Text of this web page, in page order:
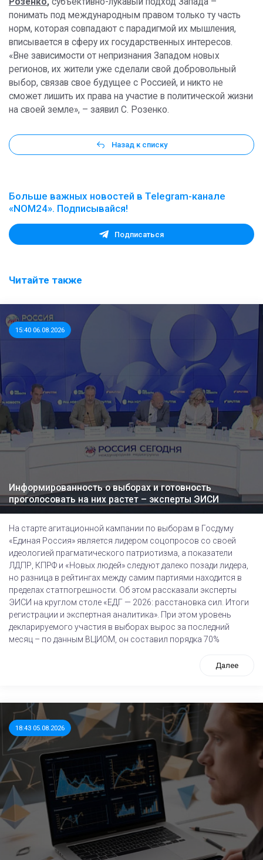
понимать под международным правом только ту часть
норм, которая совпадают с парадигмой их мышления,
вписывается в сферу их государственных интересов.
«Вне зависимости от непризнания Западом новых
регионов, их жители уже сделали свой добровольный
выбор, связав свое будущее с Россией, и никто не
сможет лишить их права на участие в политической жизни
на своей земле», – заявил С. Розенко.
Назад к списку
Больше важных новостей в Telegram-канале
«NOM24». Подписывайся!
Подписаться
Читайте также
15:40 06.08.2026
Информированность о выборах и готовность
проголосовать на них растет – эксперты ЭИСИ
На старте агитационной кампании по выборам в Госдуму
«Единая Россия» является лидером соцопросов со своей
идеологией прагматического патриотизма, а показатели
ЛДПР, КПРФ и «Новых людей» следуют далеко позади лидера,
но разница в рейтингах между самим партиями находится в
пределах статпогрешности. Об этом рассказали эксперты
ЭИСИ на круглом столе «ЕДГ — 2026: расстановка сил. Итоги
регистрации и экспертная аналитика». При этом уровень
декларируемого участия в выборах вырос за последний
месяц – по данным ВЦИОМ, он составил порядка 70%
Далее
18:43 05.08.2026